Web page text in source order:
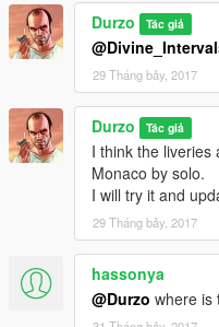
Durzo Tác giả
29 Tháng bảy, 2017
Durzo Tác giả
I think the
Monaco by solo.
I will try it and
29 Tháng bảy, 2017
hassonya
@Durzo where is